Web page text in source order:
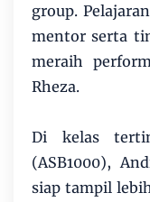
group.
mentor serta
meraih
Rheza.
Di kelas
(ASB1000),
siap tampil